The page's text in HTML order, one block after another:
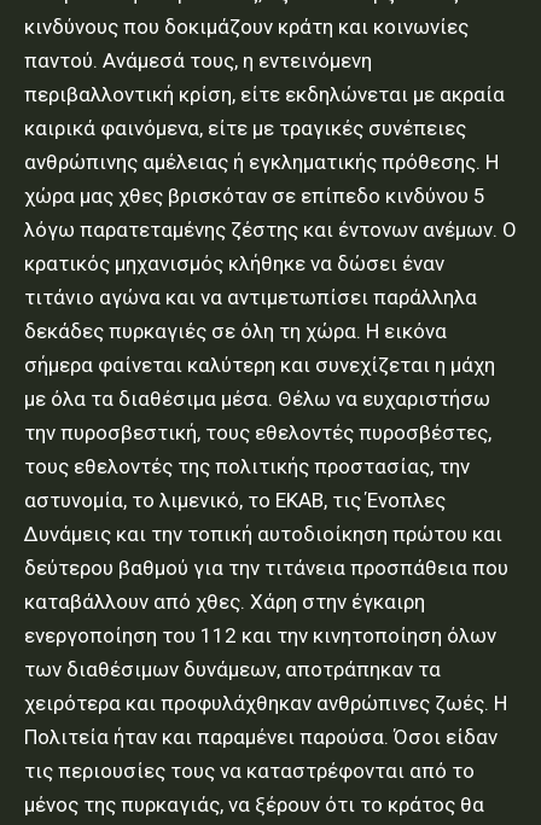
κινδύνους που δοκιμάζουν κράτη και κοινωνίες
παντού. Ανάμεσά τους, η εντεινόμενη
περιβαλλοντική κρίση, είτε εκδηλώνεται με ακραία
καιρικά φαινόμενα, είτε με τραγικές συνέπειες
ανθρώπινης αμέλειας ή εγκληματικής πρόθεσης. Η
χώρα μας χθες βρισκόταν σε επίπεδο κινδύνου 5
λόγω παρατεταμένης ζέστης και έντονων ανέμων. Ο
κρατικός μηχανισμός κλήθηκε να δώσει έναν
τιτάνιο αγώνα και να αντιμετωπίσει παράλληλα
δεκάδες πυρκαγιές σε όλη τη χώρα. Η εικόνα
σήμερα φαίνεται καλύτερη και συνεχίζεται η μάχη
με όλα τα διαθέσιμα μέσα. Θέλω να ευχαριστήσω
την πυροσβεστική, τους εθελοντές πυροσβέστες,
τους εθελοντές της πολιτικής προστασίας, την
αστυνομία, το λιμενικό, το ΕΚΑΒ, τις Ένοπλες
Δυνάμεις και την τοπική αυτοδιοίκηση πρώτου και
δεύτερου βαθμού για την τιτάνεια προσπάθεια που
καταβάλλουν από χθες. Χάρη στην έγκαιρη
ενεργοποίηση του 112 και την κινητοποίηση όλων
των διαθέσιμων δυνάμεων, αποτράπηκαν τα
χειρότερα και προφυλάχθηκαν ανθρώπινες ζωές. Η
Πολιτεία ήταν και παραμένει παρούσα. Όσοι είδαν
τις περιουσίες τους να καταστρέφονται από το
μένος της πυρκαγιάς, να ξέρουν ότι το κράτος θα